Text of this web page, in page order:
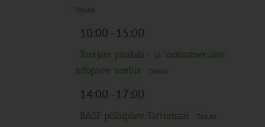
Tasuta
10:00- 15:00
Tootjate pindala- ja loomatoetuste
infopäev veebis
Tasuta
14:00- 17:00
BASF põllupäev Tartumaal Tasuta